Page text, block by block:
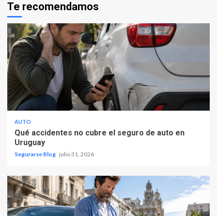
Te recomendamos
AUTO
Qué accidentes no cubre el seguro de auto en
Uruguay
Segurarse Blog julio 31, 2026